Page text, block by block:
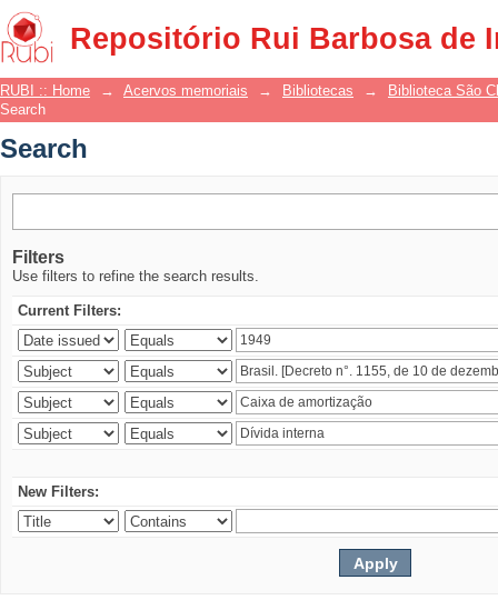
Repositório Rui Barbosa de
Search
RUBI :: Home → Acervos memoriais → Bibliotecas →
Biblioteca São
Search
Search
Filters
Use filters to refine the search results.
Current Filters:
New Filters: